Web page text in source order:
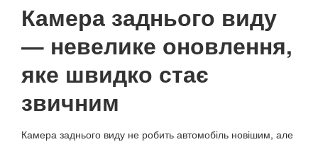
Камера заднього виду
— невелике оновлення,
яке швидко стає
звичним
Камера заднього виду не робить автомобіль новішим, але